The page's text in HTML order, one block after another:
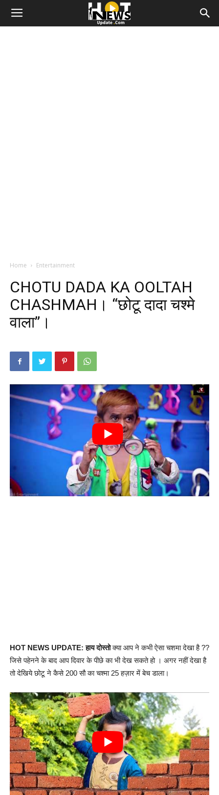
Home Entertainment
CHOTU DADA KA OOLTAH
CHASHMAH। “छोटू दादा चश्मे
वाला”।
HOT NEWS UPDATE: हाय दोस्तोक्या आप ने कभी ऐसा चशमा देखा है ??
जिसे पहेनने के बाद आप दिवार के पीछे का भी देख सकते हो । अगर नहीं देखा है
तो देखिये छोटू ने कैसे 200 सौ का चश्मा 25 हज़ार में बेच डाला।